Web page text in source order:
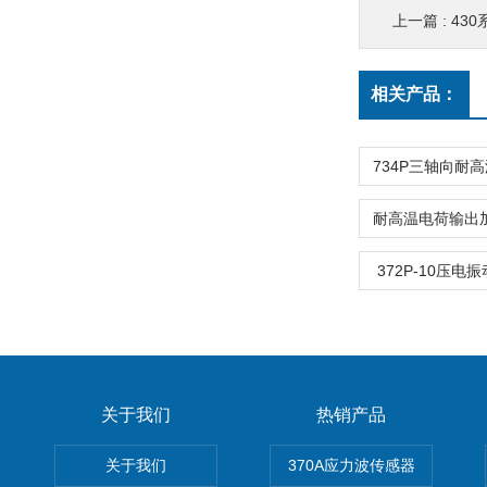
上一篇 : 430
相关产品：
372P-10压电振
关于我们
关于我们
热销产品
370A应力波传感器